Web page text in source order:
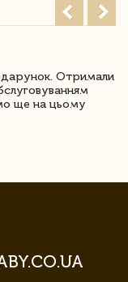
Отримали
ще на цьому